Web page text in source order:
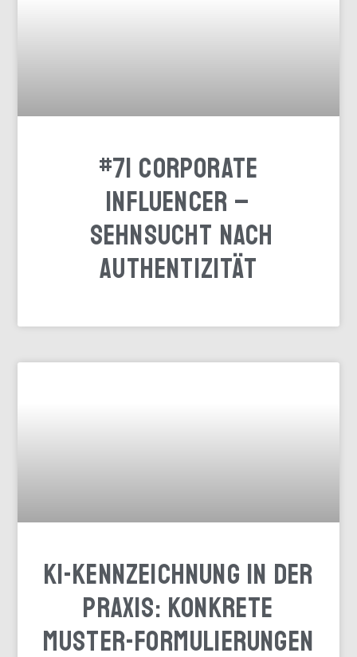
#71 Corporate
Influencer –
Sehnsucht nach
Authentizität
KI-Kennzeichnung in der
Praxis: Konkrete
Muster-Formulierungen